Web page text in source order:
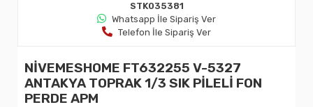
STK035381
Whatsapp İle Sipariş Ver
Telefon İle Sipariş Ver
NİVEMESHOME FT632255 V-5327
ANTAKYA TOPRAK 1/3 SIK PİLELİ FON
PERDE APM